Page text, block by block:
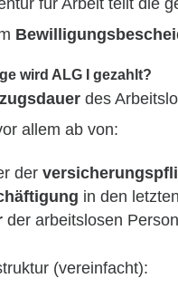
für Arbeit teilt die
wird ALG I gezahlt?
des
allem ab von:
der
in den
der arbeitslosen Person
(vereinfacht):